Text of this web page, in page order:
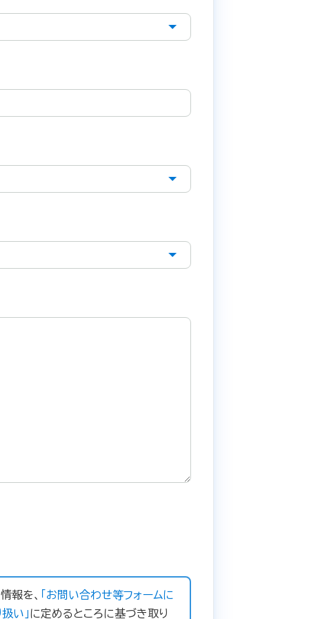
報を、
「お問い合わせ等フォームに
い」に定めるところに基づき取り